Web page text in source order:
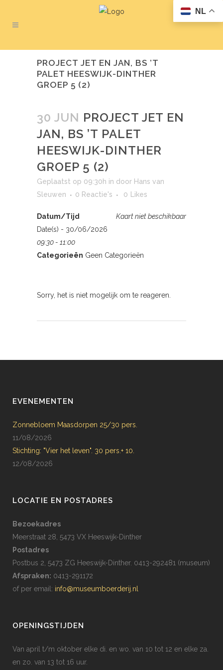
PROJECT JET EN JAN, BS ’T
PALET HEESWIJK-DINTHER
GROEP 5 (2)
30 JUN PROJECT JET EN
JAN, BS ’T PALET
HEESWIJK-DINTHER
GROEP 5 (2)
Geplaatst op 09:30h in door Hans van
Sleuwen
0 Reactie's 0 Likes
Kaart niet beschikbaar
Datum/Tijd
Date(s) - 30/06/2026
09:30 - 11:00
Categorieën Geen Categorieën
Sorry, het is niet mogelijk om te reageren.
EVENEMENTEN
Zonnebloem Maasdorpen 25/30 pers.
11/08/2026
Stichting: "Vier het leven". 30 pers.+ 10.
12/08/2026
LOCATIE EN POSTADRES
Bezoekadres
Meerstraat 28, 5473 VX Heeswijk-Dinther
Postadres
Postbus 2, 5473 ZG Heeswijk-Dinther. 0413-292481 (museum)
Afspraken: 0413-291172
of per email: info@museumboerderij.nl
OPENINGSTIJDEN
Van april t/m oktober elke di. en wo. van 10 tot 12 en elke za.
en zo. van 13 tot 16 uur.
NL